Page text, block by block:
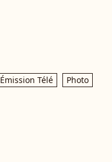
Émission Télé
Photo